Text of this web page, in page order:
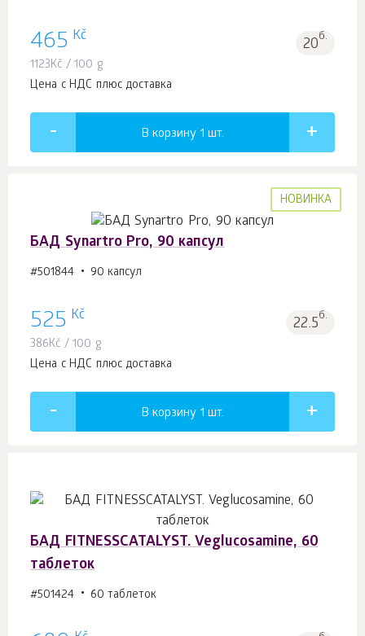
465 Kč 20б.
1123Kč / 100 g
Цена с НДС плюс доставка
В корзину 1 шт.
НОВИНКА
БАД Synartro Pro, 90 капсул
#501844 90 капсул
525 Kč 22.5б.
386Kč / 100 g
Цена с НДС плюс доставка
В корзину 1 шт.
БАД FITNESSCATALYST. Veglucosamine, 60
таблеток
#501424 60 таблеток